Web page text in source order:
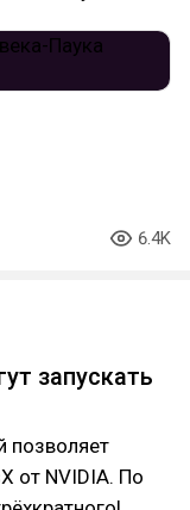
6.4K
запускать
позволяет
от NVIDIA. По